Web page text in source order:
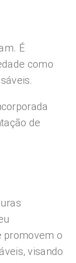
É
como
de
promovem o
visando